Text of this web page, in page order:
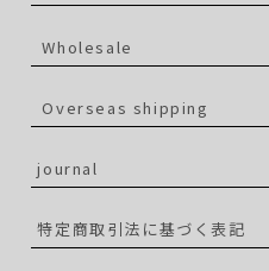
Wholesale
Overseas shipping
journal
特定商取引法に基づく表記